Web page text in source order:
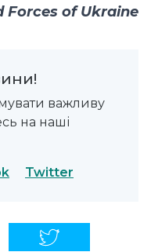
Forces of Ukraine
важливу
на наші
Twitter